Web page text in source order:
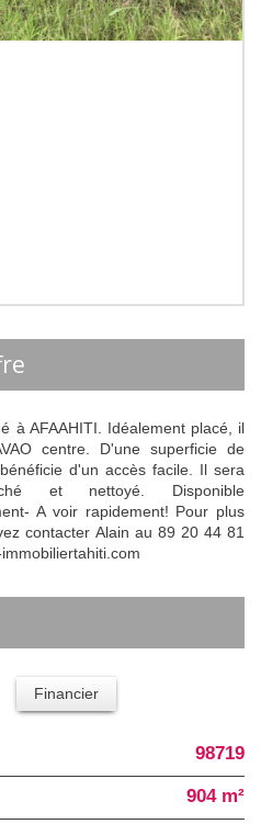
à AFAAHITI. Idéalement placé, il
centre. D'une superficie de
d'un accès facile. Il sera
et nettoyé. Disponible
A voir rapidement! Pour plus
contacter Alain au 89 20 44 81
Financier
98719
904 m²